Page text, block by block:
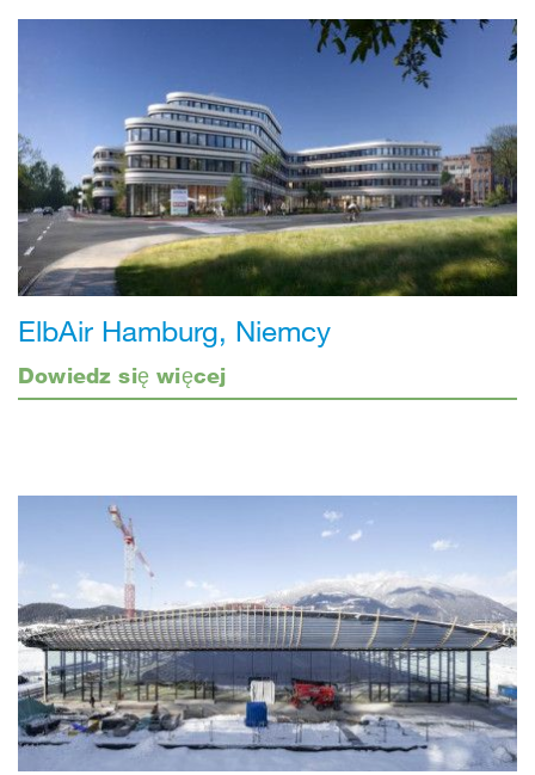
ElbAir Hamburg, Niemcy
Dowiedz się więcej